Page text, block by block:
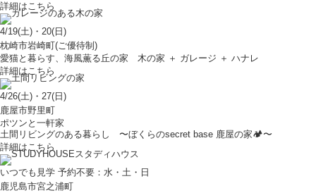
詳細はこちら
4/19(土)・20(日)
枕崎市岩崎町(ご優待制)
愛猫と暮らす、海風薫る丘の家 木の家 ＋ ガレージ ＋ ハナレ
詳細はこちら
4/26(土)・27(日)
鹿屋市野里町
ポツンと一軒家
土間リビングのある暮らし 〜ぼくらのsecret base 鹿屋の家🏕️〜
詳細はこちら
いつでも見学 予約不要：水・土・日
鹿児島市宮之浦町